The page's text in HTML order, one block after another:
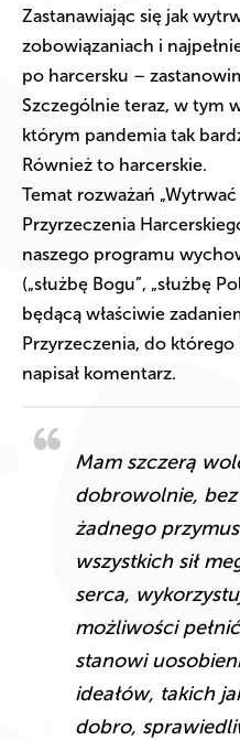
Zastanawiając się jak
zobowiązaniach i
po harcersku –
Szczególnie teraz, w tym
którym pandemia tak
Również to harcerskie.
Temat rozważań
Przyrzeczenia
naszego programu
(„służbę Bogu”, „służbę
będącą właściwie
Przyrzeczenia, do
napisał komentarz.
Mam szczerą
dobrowolnie,
żadnego
wszystkich sił
serca,
możliwości
stanowi
ideałów, takich
dobro,